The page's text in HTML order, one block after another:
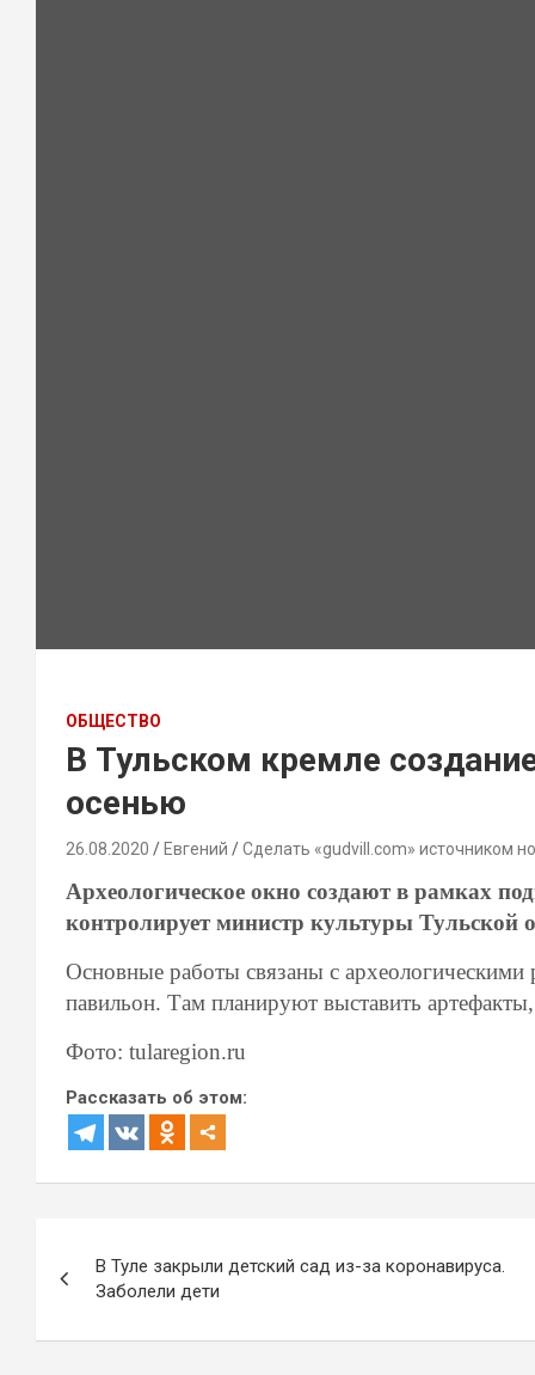
ОБЩЕСТВО
В Тульском кремле
осенью
26.08.2020 Евгений Сделать «gudvill.com» источником
Археологическое окно создают в рамках
контролирует министр культуры Тульской
Основные работы связаны с археологическими
павильон. Там планируют выставить
Фото: tularegion.ru
Рассказать об этом:
по
записям
В Туле закрыли детский сад из-за коронавируса.
Заболели дети